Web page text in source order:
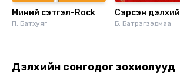
Миний сэтгэл-Rock
П. Батхуяг
Сэрсэн дэлхий
АСОАДАРЭ
Б. Батрэгзэдмаа
Дэлхийн сонгодог зохиолууд